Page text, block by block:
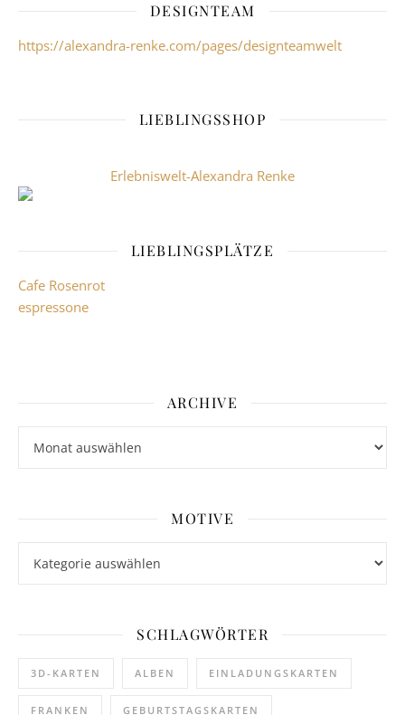
DESIGNTEAM
https://alexandra-renke.com/pages/designteamwelt
LIEBLINGSSHOP
Erlebniswelt-Alexandra Renke
LIEBLINGSPLÄTZE
Cafe Rosenrot
espressone
ARCHIVE
MOTIVE
SCHLAGWÖRTER
3D-KARTEN ALBEN EINLADUNGSKARTEN
FRANKEN GEBURTSTAGSKARTEN